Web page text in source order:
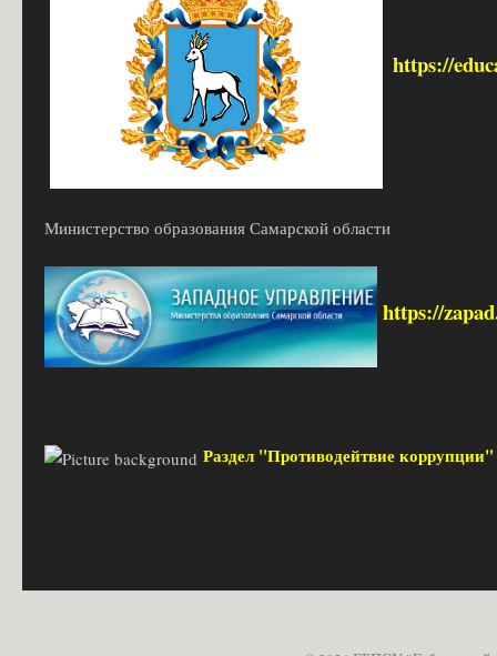
https://
Министерство образования Самарской области
https://
Раздел "Противодейтвие